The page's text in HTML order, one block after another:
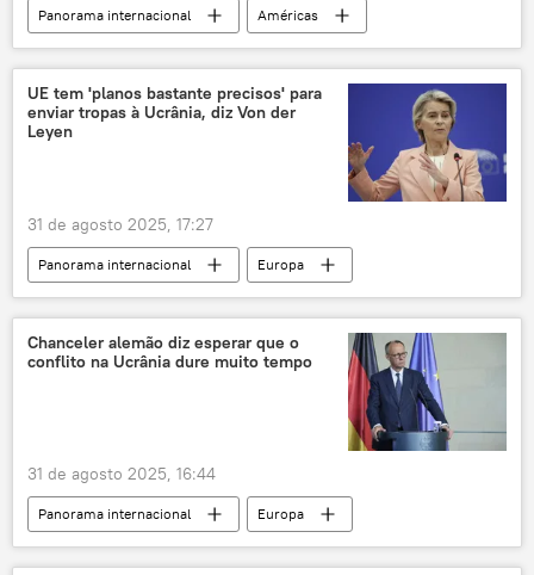
Panorama internacional
Américas
Vladimir Padrino López
Estados Unidos
Venezuela
FANB
Forças Armadas Nacionais Bolivarianas
UE tem 'planos bastante precisos' para
enviar tropas à Ucrânia, diz Von der
Leyen
31 de agosto 2025, 17:27
Panorama internacional
Europa
Rússia
Donald Trump
Ursula von der Leyen
Vladimir Zelensky
Ucrânia
Kiev
Estados Unidos
Chanceler alemão diz esperar que o
conflito na Ucrânia dure muito tempo
31 de agosto 2025, 16:44
Panorama internacional
Europa
Rússia
Vladimir Putin